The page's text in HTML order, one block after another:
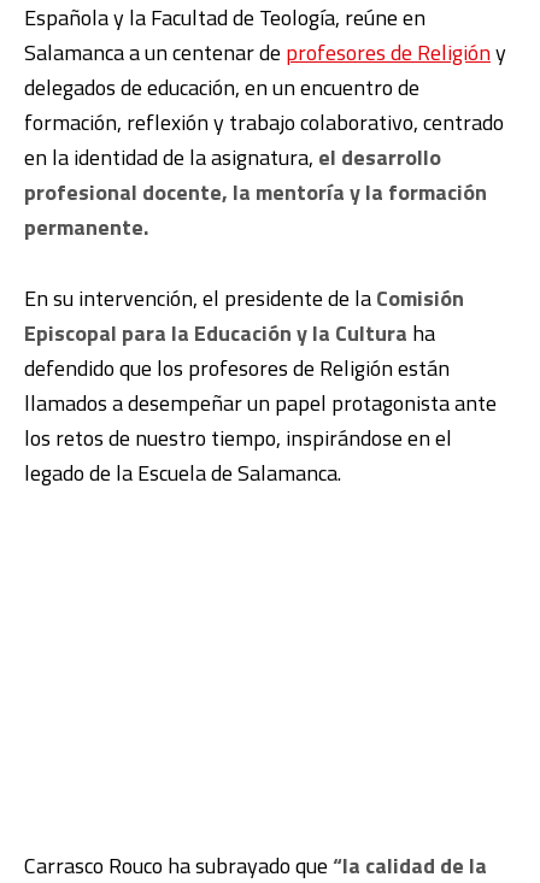
Española y la Facultad de Teología, reúne en
Salamanca a un centenar de profesores de Religióny
delegados de educación, en un encuentro de
formación, reflexión y trabajo colaborativo, centrado
en la identidad de la asignatura, el desarrollo
profesional docente, la mentoría y la formación
permanente.
En su intervención, el presidente de laComisión
Episcopal para la Educación y la Cultura ha
defendido que los profesores de Religión están
llamados a desempeñar un papel protagonista ante
los retos de nuestro tiempo, inspirándose en el
legado de la Escuela de Salamanca.
Carrasco Rouco ha subrayado que“la calidad de la